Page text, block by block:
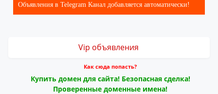
Объявления в Telegram Канал добавляется автоматически!
Vip объявления
Как сюда попасть?
Купить домен для сайта! Безопасная сделка!
Проверенные доменные имена!